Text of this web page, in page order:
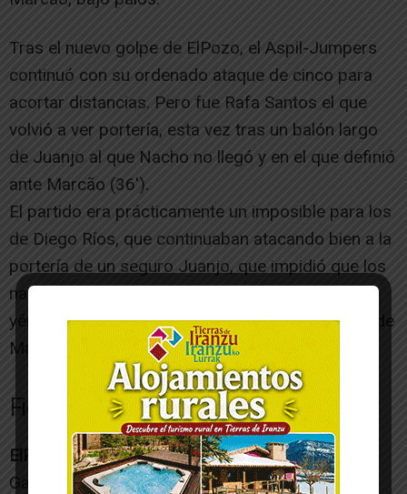
Tras el nuevo golpe de ElPozo, el Aspil-Jumpers
continuó con su ordenado ataque de cinco para
acortar distancias. Pero fue Rafa Santos el que
volvió a ver portería, esta vez tras un balón largo
de Juanjo al que Nacho no llegó y en el que definió
ante Marcão (36′).
El partido era prácticamente un imposible para los
de Diego Ríos, que continuaban atacando bien a la
portería de un seguro Juanjo, que impidió que los
naranjas recortasen un marcador que terminó
yéndose al 7-2 a 9» del final con un nuevo tanto de
Marcel.
Ficha técnica
ElPozo Murcia Costa Cálida: Juanjo, Alberto
García, Taynan, Felipe Valerio y Rafa Santos